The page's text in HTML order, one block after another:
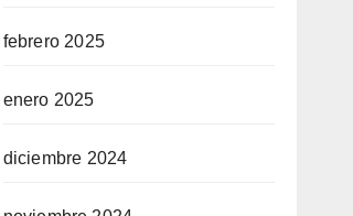
febrero 2025
enero 2025
diciembre 2024